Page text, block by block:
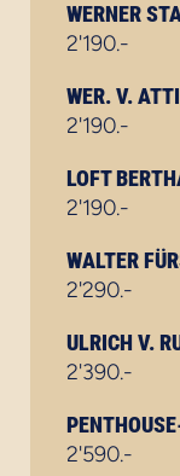
WERNER
2'190.-
WER. V.
2'190.-
LOFT
2'190.-
WALTER
2'290.-
ULRICH V.
2'390.-
2'590.-